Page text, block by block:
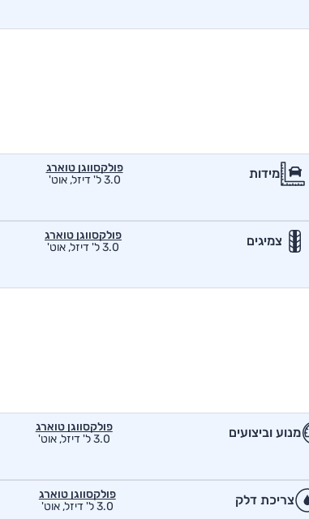
מידות
פולקסווגן טוארג
3.0 ל' דיזל, אוט'
צמיגים
פולקסווגן טוארג
3.0 ל' דיזל, אוט'
מנוע וביצועים
פולקסווגן טוארג
3.0 ל' דיזל, אוט'
צריכת דלק
פולקסווגן טוארג
3.0 ל' דיזל, אוט'